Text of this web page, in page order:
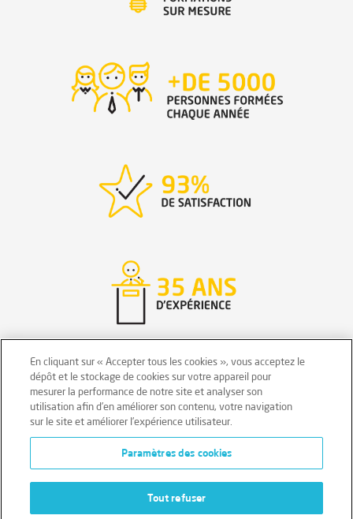
Mentions légales
Conditions générales
Données personnelles
Données personnelles – Volontaires
Cookies
En cliquant sur « Accepter tous les cookies », vous acceptez le
dépôt et le stockage de cookies sur votre appareil pour
mesurer la performance de notre site et analyser son
utilisation afin d’en améliorer son contenu, votre navigation
sur le site et améliorer l’expérience utilisateur.
Paramètres des cookies
Tout refuser